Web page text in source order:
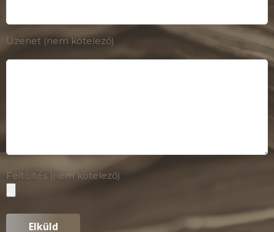
Üzenet (nem kötelező)
Feltöltés (nem kötelező)